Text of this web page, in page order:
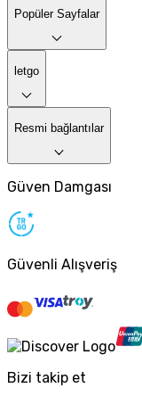
Popüler Sayfalar
letgo
Resmi bağlantılar
Güven Damgası
Güvenli Alışveriş
Bizi takip et